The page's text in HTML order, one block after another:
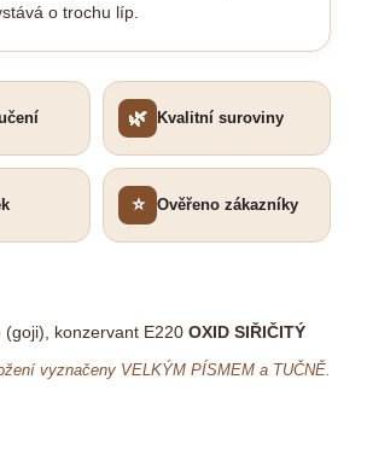
o trochu líp.
🌿 Kvalitní suroviny
⭐ Ověřeno zákazníky
(goji), konzervant E220 OXID SIŘIČITÝ
vyznačeny VELKÝM PÍSMEM a TUČNĚ.